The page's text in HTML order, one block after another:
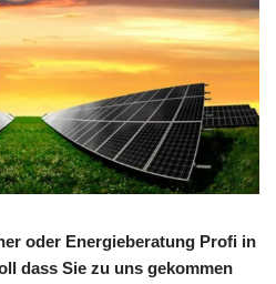
oder Energieberatung Profi in
dass Sie zu uns gekommen